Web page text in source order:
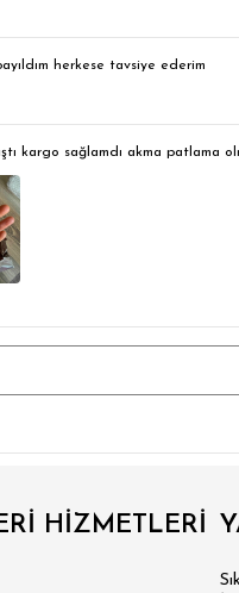
MODERN SLİM FİT
herkese tavsiye ederim
kargo sağlamdı akma patlama
HİZMETLERİ